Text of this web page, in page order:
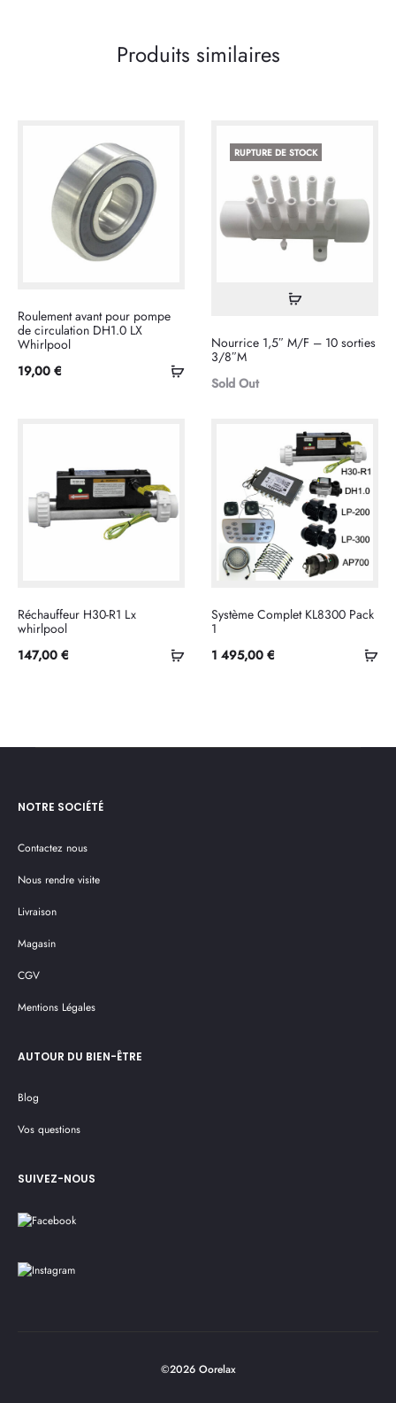
Produits similaires
Ajouter
Roulement avant pour pompe
de circulation DH1.0 LX
Whirlpool
19,00 €
RUPTURE DE STOCK
Lire
suite
Nourrice 1,5″ M/F – 10 sorties
3/8″M
Sold Out
Ajouter
Réchauffeur H30-R1 Lx
whirlpool
147,00 €
Système Complet KL8300 Pack
1
1 495,00 €
NOTRE SOCIÉTÉ
Contactez nous
Nous rendre visite
Livraison
Magasin
CGV
Mentions Légales
AUTOUR DU BIEN-ÊTRE
Blog
Vos questions
SUIVEZ-NOUS
©2026 Oorelax